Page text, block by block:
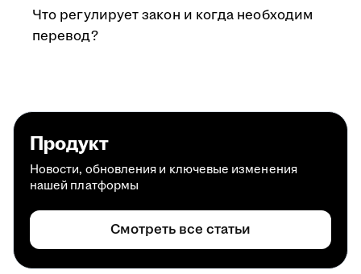
Что регулирует закон и когда необходим
перевод?
Продукт
Новости, обновления и ключевые изменения
нашей платформы
Смотреть все статьи